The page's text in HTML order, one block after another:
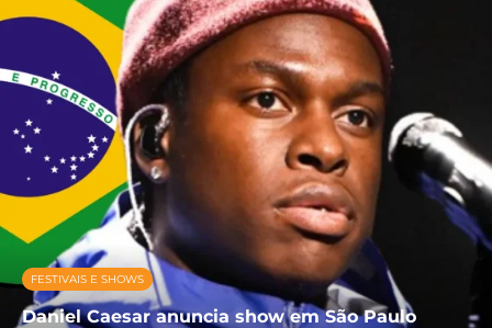
FESTIVAIS E SHOWS
Daniel Caesar anuncia show em São Paulo